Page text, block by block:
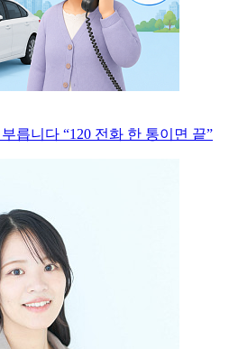
릅니다 “120 전화 한 통이면 끝”